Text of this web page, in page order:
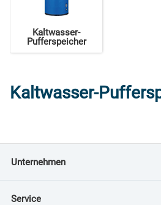
Kaltwasser-
Pufferspeicher
Kaltwasser-
Unternehmen
Service